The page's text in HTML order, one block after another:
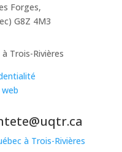
Forges,
G8Z 4M3
Trois-Rivières
à Trois-Rivières